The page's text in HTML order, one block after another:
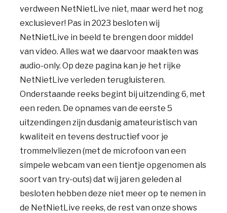
verdween NetNietLive niet, maar werd het nog
exclusiever! Pas in 2023 besloten wij
NetNietLive in beeld te brengen door middel
van video. Alles wat we daarvoor maakten was
audio-only. Op deze pagina kan je het rijke
NetNietLive verleden terugluisteren.
Onderstaande reeks begint bij uitzending 6, met
een reden. De opnames van de eerste 5
uitzendingen zijn dusdanig amateuristisch van
kwaliteit en tevens destructief voor je
trommelvliezen (met de microfoon van een
simpele webcam van een tientje opgenomen als
soort van try-outs) dat wij jaren geleden al
besloten hebben deze niet meer op te nemen in
de NetNietLive reeks, de rest van onze shows